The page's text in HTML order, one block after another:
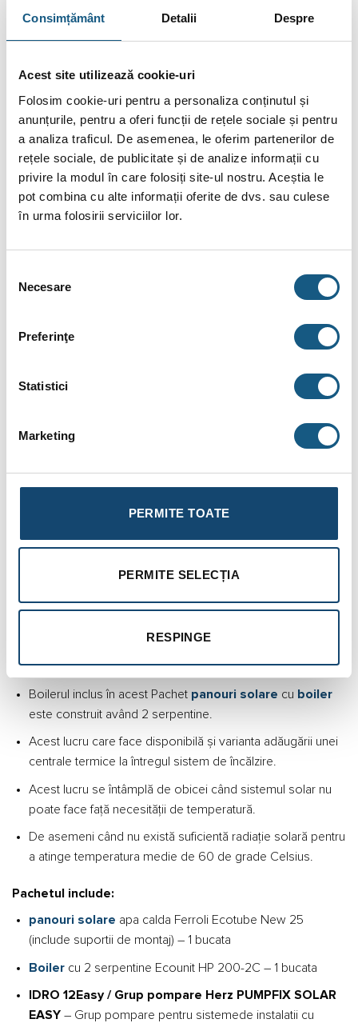
Consimțământ Detalii Despre
Acest site utilizează cookie-uri
Folosim cookie-uri pentru a personaliza conținutul și
anunțurile, pentru a oferi funcții de rețele sociale și pentru
a analiza traficul. De asemenea, le oferim partenerilor de
rețele sociale, de publicitate și de analize informații cu
privire la modul în care folosiți site-ul nostru. Aceștia le
pot combina cu alte informații oferite de dvs. sau culese
în urma folosirii serviciilor lor.
consimțământului
Necesare
Preferinţe
Statistici
Marketing
PERMITE TOATE
PERMITE SELECȚIA
RESPINGE
Cere Ofertă Preț
listă de materiale
Plata în Rate prin Credit Instant
De la317.17lei/lună în lunare de la
tbi bank
Fotografiile produselor au caracter informativ și pot
INFORMAȚII SUPLIMENTARE
Acest Pachet cuboilerFerroli care are inclus și un sistem
Este folosit pentru încălzirea apei menajere folosită într-o
funcționează în parametri normali.
Boilerul inclus în acest Pachet panouri solare cu boiler
este construit având 2 serpentine.
Acest lucru care face disponibilă și varianta adăugării unei
centrale termice la întregul sistem de încălzire.
Acest lucru se întâmplă de obicei când sistemul solar nu
poate face față necesității de temperatură.
De asemeni când nu există suficientă radiație solară pentru
a atinge temperatura medie de 60 de grade Celsius.
Pachetul include:
panouri solare apa calda Ferroli Ecotube New 25
(include suportii de montaj) – 1 bucata
Boilercu 2 serpentine Ecounit HP 200-2C – 1 bucata
IDRO 12Easy / Grup pompare Herz PUMPFIX SOLAR
EASY– Grup pompare pentru sistemede instalatii cu